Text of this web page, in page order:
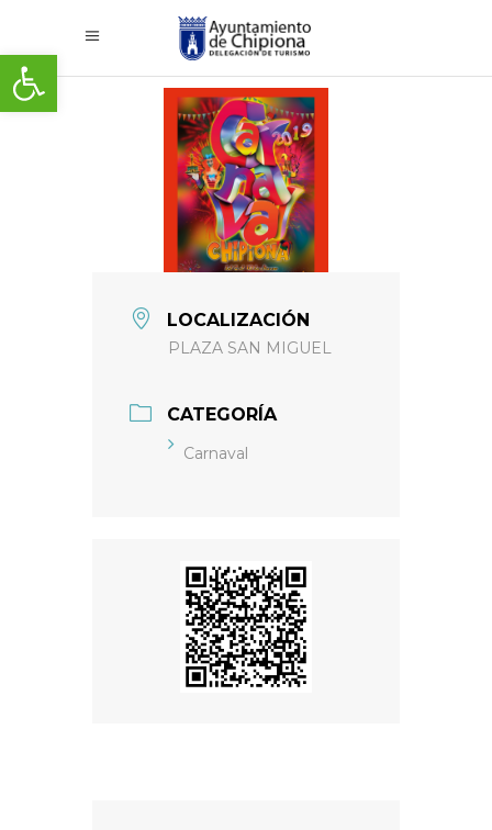
Abrir barra de herramientas
LOCALIZACIÓN
PLAZA SAN MIGUEL
CATEGORÍA
Carnaval